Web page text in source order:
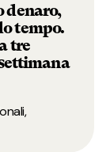
denaro,
tempo.
tre